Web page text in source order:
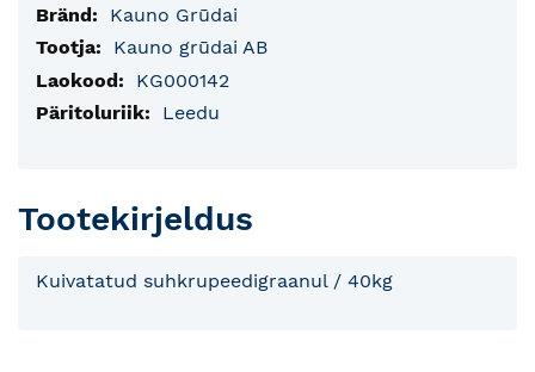
Lisainfo
Kauno Grūdai
Kauno grūdai AB
KG000142
Leedu
Tootekirjeldus
Kuivatatud suhkrupeedigraanul / 40kg